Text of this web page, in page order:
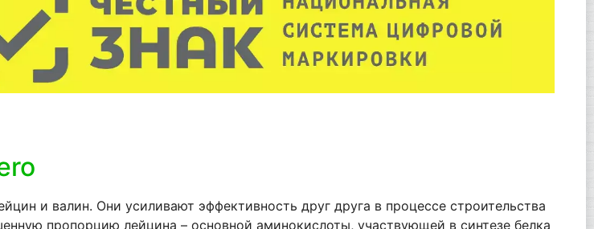
и валин. Они усиливают эффективность друг друга в процессе строительства
пропорцию лейцина – основной аминокислоты, участвующей в синтезе белка